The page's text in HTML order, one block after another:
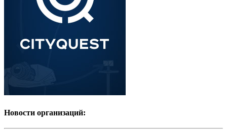
Новости организаций: